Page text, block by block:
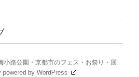
路公園・京都市のフェス・お祭り・展
powered by WordPress